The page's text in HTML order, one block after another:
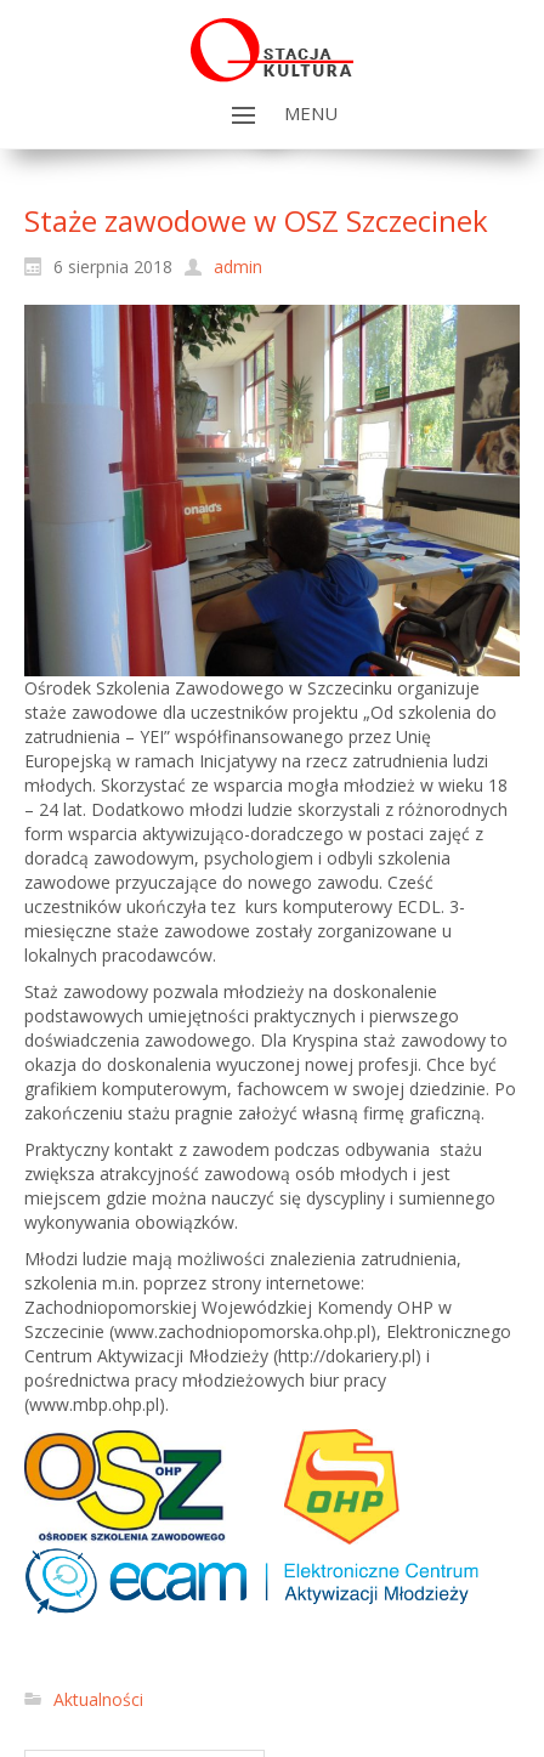
MENU
Staże zawodowe w OSZ Szczecinek
6 sierpnia 2018 admin
Ośrodek Szkolenia Zawodowego w Szczecinku organizuje
staże zawodowe dla uczestników projektu „Od szkolenia do
zatrudnienia – YEI” współfinansowanego przez Unię
Europejską w ramach Inicjatywy na rzecz zatrudnienia ludzi
młodych. Skorzystać ze wsparcia mogła młodzież w wieku 18
– 24 lat. Dodatkowo młodzi ludzie skorzystali z różnorodnych
form wsparcia aktywizująco-doradczego w postaci zajęć z
doradcą zawodowym, psychologiem i odbyli szkolenia
zawodowe przyuczające do nowego zawodu. Cześć
uczestników ukończyła tez kurs komputerowy ECDL. 3-
miesięczne staże zawodowe zostały zorganizowane u
lokalnych pracodawców.
Staż zawodowy pozwala młodzieży na doskonalenie
podstawowych umiejętności praktycznych i pierwszego
doświadczenia zawodowego. Dla Kryspina staż zawodowy to
okazja do doskonalenia wyuczonej nowej profesji. Chce być
grafikiem komputerowym, fachowcem w swojej dziedzinie. Po
zakończeniu stażu pragnie założyć własną firmę graficzną.
Praktyczny kontakt z zawodem podczas odbywania stażu
zwiększa atrakcyjność zawodową osób młodych i jest
miejscem gdzie można nauczyć się dyscypliny i sumiennego
wykonywania obowiązków.
Młodzi ludzie mają możliwości znalezienia zatrudnienia,
szkolenia m.in. poprzez strony internetowe:
Zachodniopomorskiej Wojewódzkiej Komendy OHP w
Szczecinie (www.zachodniopomorska.ohp.pl), Elektronicznego
Centrum Aktywizacji Młodzieży (http://dokariery.pl) i
pośrednictwa pracy młodzieżowych biur pracy
(www.mbp.ohp.pl).
Aktualności